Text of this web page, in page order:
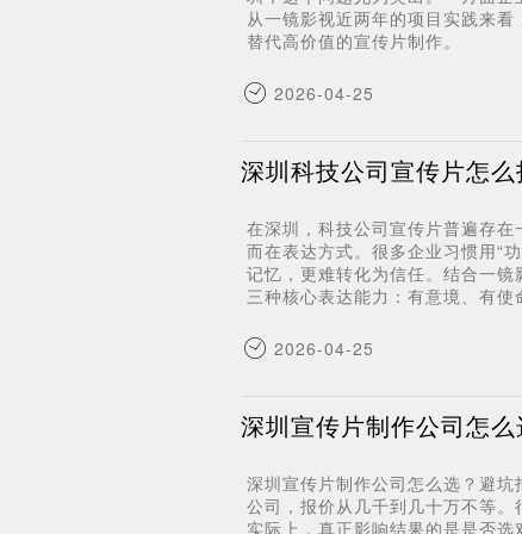
从一镜影视近两年的项目实践来
替代高价值的宣传片制作。
2026-04-25
深圳科技公司宣传片怎么
在深圳，科技公司宣传片普遍存
而在表达方式。很多企业习惯用“
记忆，更难转化为信任。结合一
三种核心表达能力：有意境、有使
2026-04-25
深圳宣传片制作公司怎
深圳宣传片制作公司怎么选？避
公司，报价从几千到几十万不等
实际上，真正影响结果的是是否